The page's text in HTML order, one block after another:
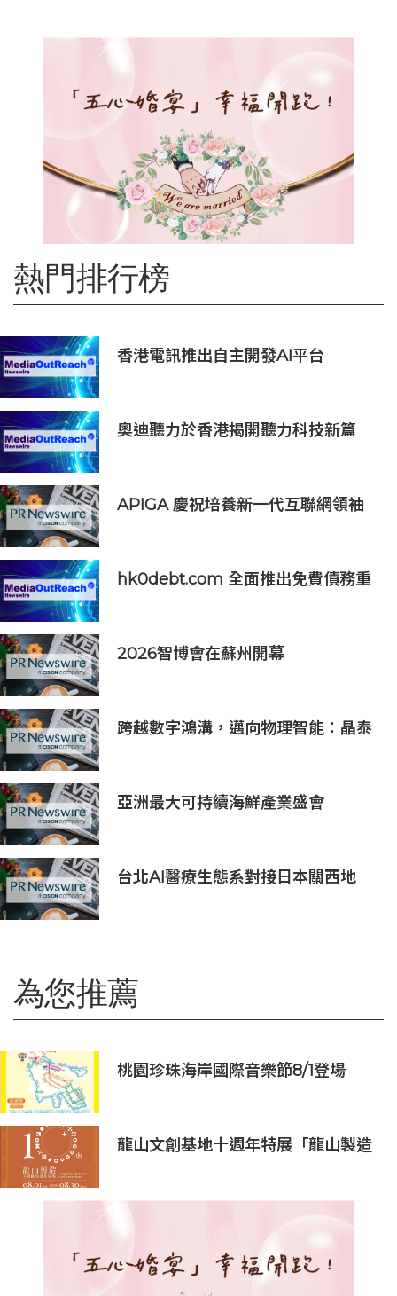
熱門排行榜
香港電訊推出自主開發AI平台
奧迪聽力於香港揭開聽力科技新篇
Play SI 助聽器
APIGA 慶祝培養新一代互聯網領袖
hk0debt.com 全面推出免費債務重
2026智博會在蘇州開幕
跨越數字鴻溝，邁向物理智能：晶泰
亞洲最大可持續海鮮產業盛會
臨現場
台北AI醫療生態系對接日本關西地
為您推薦
桃園珍珠海岸國際音樂節8/1登場
龍山文創基地十週年特展「龍山製造